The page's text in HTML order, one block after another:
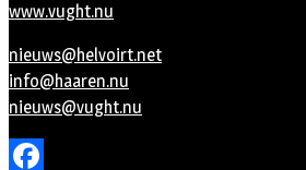
www.vught.nu
nieuws@helvoirt.net
info@haaren.nu
nieuws@vught.nu